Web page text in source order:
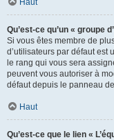
Haut
Qu’est-ce qu’un « groupe
Si vous êtes membre de
d’utilisateurs par défaut est
le rang qui vous sera
peuvent vous autoriser à
défaut depuis le panneau
Haut
Qu’est-ce que le lien «